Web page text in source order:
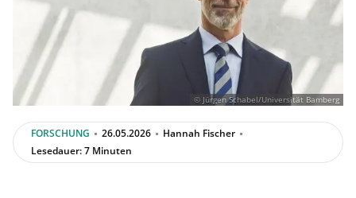
© Jürgen Schabel/Universität Bamberg
FORSCHUNG 26.05.2026
Hannah Fischer
Lesedauer: 7 Minuten